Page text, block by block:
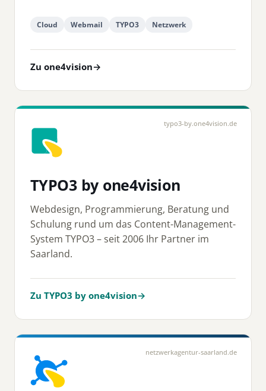
Cloud Webmail TYPO3 Netzwerk
Zu one4vision→
typo3-by.one4vision.de
TYPO3 by one4vision
Webdesign, Programmierung, Beratung und
Schulung rund um das Content-Management-
System TYPO3 – seit 2006 Ihr Partner im
Saarland.
Zu TYPO3 by one4vision→
netzwerkagentur-saarland.de